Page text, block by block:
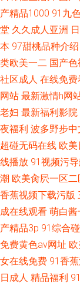
产精品1000 91九
堂 久久成人亚洲
本 97甜桃品种介绍
类欧美一二 国产色
社区成人 在线免费
网站 最新激情h网
老妇 最新福利影院
夜福利 波多野步中
超碰无码在线 欧
线播放 91视频污
潮 欧美肏屄一区二
香蕉视频下载污版
成在线观看 萌白酱
产精品3p 91综合碰
免费黄色av网址
女在线免费 91香
日成人 精品福利